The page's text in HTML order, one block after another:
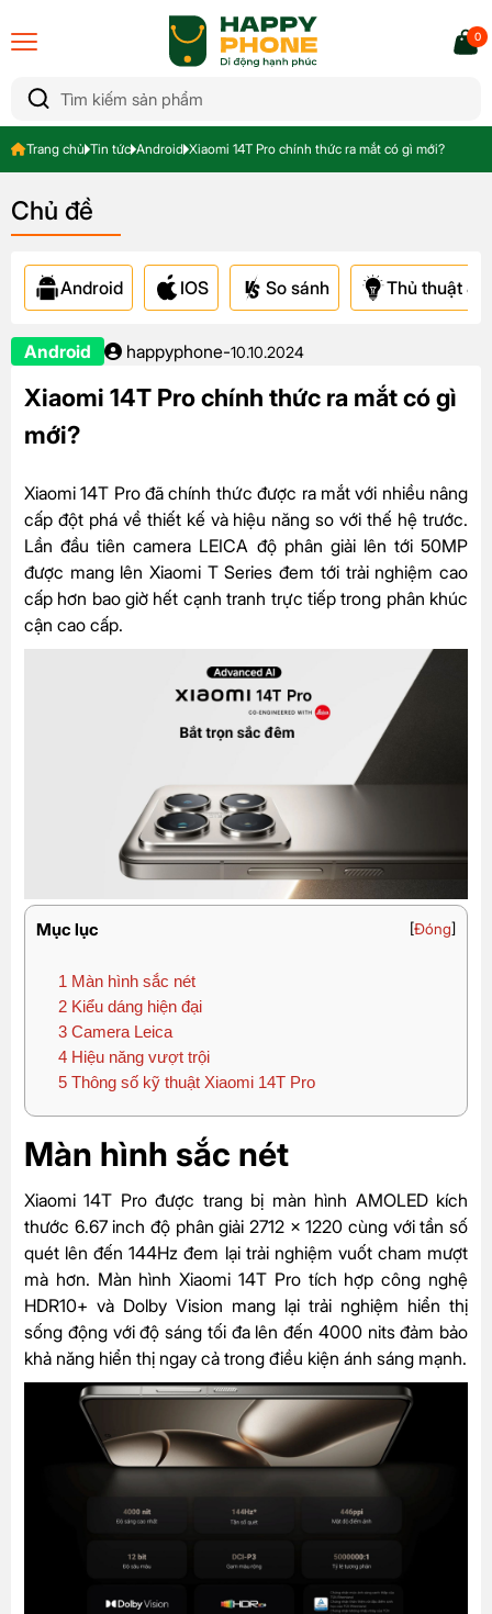
0
Trang chủ Tin tức Android Xiaomi 14T Pro chính thức ra mắt có gì mới?
Chủ đề
Android IOS So sánh Thủ thuật &
Android happyphone-10.10.2024
Xiaomi 14T Pro chính thức ra mắt có gì
mới?
Xiaomi 14T Pro đã chính thức được ra mắt với nhiều nâng
cấp đột phá về thiết kế và hiệu năng so với thế hệ trước.
Lần đầu tiên camera LEICA độ phân giải lên tới 50MP
được mang lên Xiaomi T Series đem tới trải nghiệm cao
cấp hơn bao giờ hết cạnh tranh trực tiếp trong phân khúc
cận cao cấp.
Mục lục [Đóng]
1 Màn hình sắc nét
2 Kiểu dáng hiện đại
3 Camera Leica
4 Hiệu năng vượt trội
5 Thông số kỹ thuật Xiaomi 14T Pro
Màn hình sắc nét
Xiaomi 14T Pro được trang bị màn hình AMOLED kích
thước 6.67 inch độ phân giải 2712 x 1220 cùng với tần số
quét lên đến 144Hz đem lại trải nghiệm vuốt cham mượt
mà hơn. Màn hình Xiaomi 14T Pro tích hợp công nghệ
HDR10+ và Dolby Vision mang lại trải nghiệm hiển thị
sống động với độ sáng tối đa lên đến 4000 nits đảm bảo
khả năng hiển thị ngay cả trong điều kiện ánh sáng mạnh.